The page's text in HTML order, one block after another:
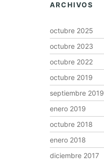
ARCHIVOS
octubre 2025
octubre 2023
octubre 2022
octubre 2019
septiembre 2019
enero 2019
octubre 2018
enero 2018
diciembre 2017